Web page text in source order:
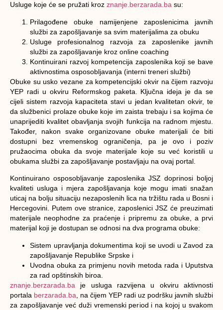
Usluge koje će se pružati kroz znanje.berzarada.ba su:
Prilagođene obuke namijenjene zaposlenicima javnih
službi za zapošljavanje sa svim materijalima za obuku
Usluge profesionalnog razvoja za zaposlenike javnih
službi za zapošljavanje kroz online coaching
Kontinuirani razvoj kompetencija zaposlenika koji se bave
aktivnostima osposobljavanja (interni treneri službi)
Obuke su usko vezane za kompetencijski okvir na čijem razvoju
YEP radi u okviru Reformskog paketa. Ključna ideja je da se
cijeli sistem razvoja kapaciteta stavi u jedan kvalitetan okvir, te
da službenici prolaze obuke koje im zaista trebaju i sa kojima će
unaprijediti kvalitet obavljanja svojih funkcija na radnom mjestu.
Također, nakon svake organizovane obuke materijali će biti
dostupni bez vremenskog ograničenja, pa je ovo i poziv
pružaocima obuka da svoje materijale koje su već koristili u
obukama službi za zapošljavanje postavljaju na ovaj portal.
Kontinuirano osposobljavanje zaposlenika JSZ doprinosi boljoj
kvaliteti usluga i mjera zapošljavanja koje mogu imati snažan
uticaj na bolju situaciju nezaposlenih lica na tržištu rada u Bosni i
Hercegovini. Putem ove stranice, zaposlenici JSZ će preuzimati
materijale neophodne za praćenje i pripremu za obuke, a prvi
materijal koji je dostupan se odnosi na dva programa obuke:
Sistem upravljanja dokumentima koji se uvodi u Zavod za
zapošljavanje Republike Srpske i
Uvodna obuka za primjenu novih metoda rada i Uputstva
za rad opštinskih biroa.
znanje.berzarada.ba je usluga razvijena u okviru aktivnosti
portala berzarada.ba , na čijem YEP radi uz podršku javnih službi
za zapošljavanje već duži vremenski period i na kojoj u svakom